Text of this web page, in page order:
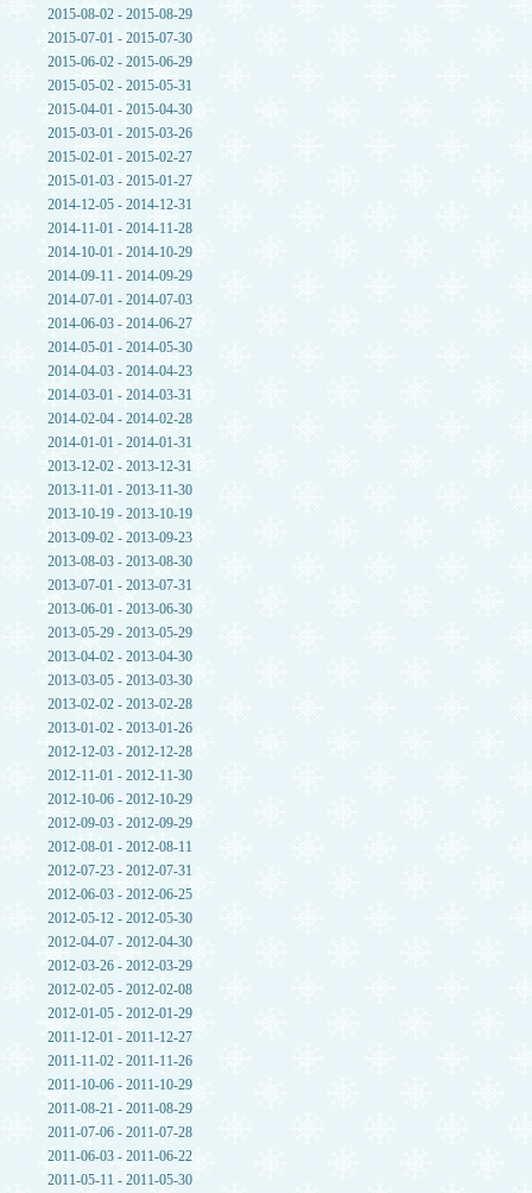
2015-08-02 - 2015-08-29
2015-07-01 - 2015-07-30
2015-06-02 - 2015-06-29
2015-05-02 - 2015-05-31
2015-04-01 - 2015-04-30
2015-03-01 - 2015-03-26
2015-02-01 - 2015-02-27
2015-01-03 - 2015-01-27
2014-12-05 - 2014-12-31
2014-11-01 - 2014-11-28
2014-10-01 - 2014-10-29
2014-09-11 - 2014-09-29
2014-07-01 - 2014-07-03
2014-06-03 - 2014-06-27
2014-05-01 - 2014-05-30
2014-04-03 - 2014-04-23
2014-03-01 - 2014-03-31
2014-02-04 - 2014-02-28
2014-01-01 - 2014-01-31
2013-12-02 - 2013-12-31
2013-11-01 - 2013-11-30
2013-10-19 - 2013-10-19
2013-09-02 - 2013-09-23
2013-08-03 - 2013-08-30
2013-07-01 - 2013-07-31
2013-06-01 - 2013-06-30
2013-05-29 - 2013-05-29
2013-04-02 - 2013-04-30
2013-03-05 - 2013-03-30
2013-02-02 - 2013-02-28
2013-01-02 - 2013-01-26
2012-12-03 - 2012-12-28
2012-11-01 - 2012-11-30
2012-10-06 - 2012-10-29
2012-09-03 - 2012-09-29
2012-08-01 - 2012-08-11
2012-07-23 - 2012-07-31
2012-06-03 - 2012-06-25
2012-05-12 - 2012-05-30
2012-04-07 - 2012-04-30
2012-03-26 - 2012-03-29
2012-02-05 - 2012-02-08
2012-01-05 - 2012-01-29
2011-12-01 - 2011-12-27
2011-11-02 - 2011-11-26
2011-10-06 - 2011-10-29
2011-08-21 - 2011-08-29
2011-07-06 - 2011-07-28
2011-06-03 - 2011-06-22
2011-05-11 - 2011-05-30